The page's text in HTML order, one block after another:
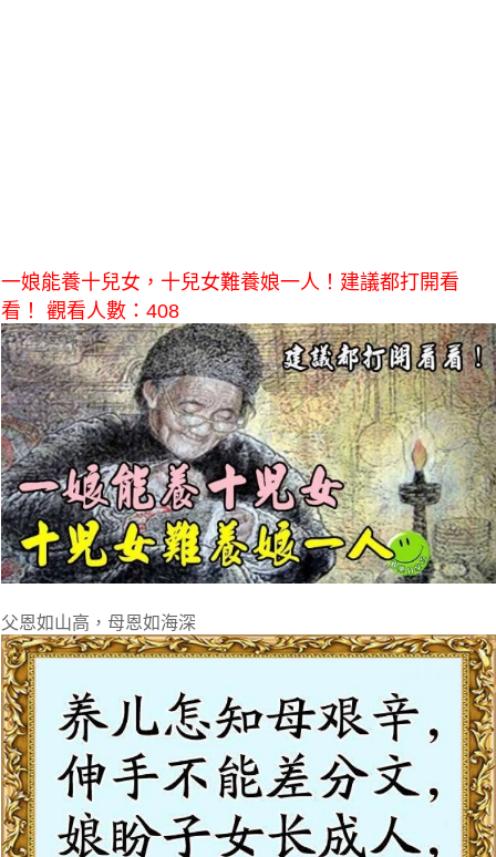
一娘能養十兒女，十兒女難養娘一人！建議都打開看
看！ 觀看人數：408
父恩如山高，母恩如海深